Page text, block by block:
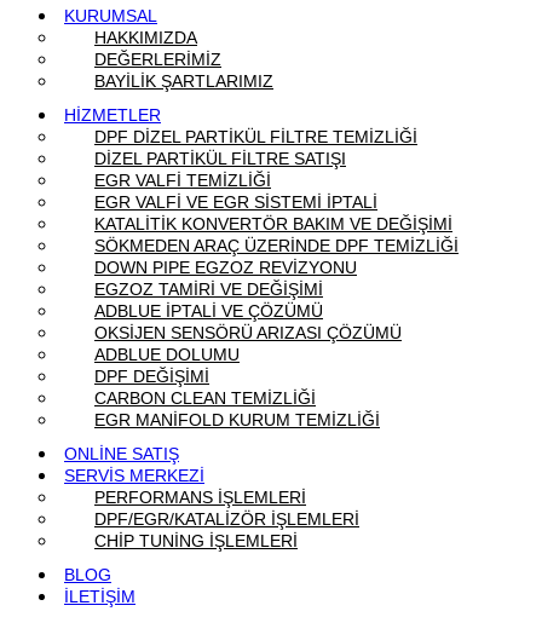
KURUMSAL
HAKKIMIZDA
DEĞERLERİMİZ
BAYİLİK ŞARTLARIMIZ
HİZMETLER
DPF DİZEL PARTİKÜL FİLTRE TEMİZLİĞİ
DİZEL PARTİKÜL FİLTRE SATIŞI
EGR VALFİ TEMİZLİĞİ
EGR VALFİ VE EGR SİSTEMİ İPTALİ
KATALİTİK KONVERTÖR BAKIM VE DEĞİŞİMİ
SÖKMEDEN ARAÇ ÜZERİNDE DPF TEMİZLİĞİ
DOWN PIPE EGZOZ REVİZYONU
EGZOZ TAMİRİ VE DEĞİŞİMİ
ADBLUE İPTALİ VE ÇÖZÜMÜ
OKSİJEN SENSÖRÜ ARIZASI ÇÖZÜMÜ
ADBLUE DOLUMU
DPF DEĞİŞİMİ
CARBON CLEAN TEMİZLİĞİ
EGR MANİFOLD KURUM TEMİZLİĞİ
ONLİNE SATIŞ
SERVİS MERKEZİ
PERFORMANS İŞLEMLERİ
DPF/EGR/KATALİZÖR İŞLEMLERİ
CHİP TUNİNG İŞLEMLERİ
BLOG
İLETİŞİM